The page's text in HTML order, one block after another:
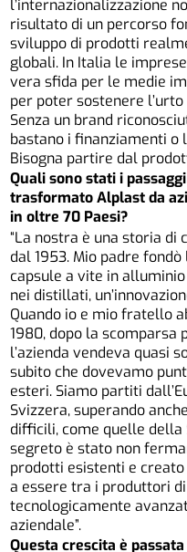
l’internazionalizzazione
risultato di un percorso
sviluppo di prodotti
globali. In Italia le
vera sfida per le medie
per poter sostenere
Senza un brand
bastano i finanziamenti o
Bisogna partire dal
Quali sono stati i
trasformato Alplast da
in oltre 70 Paesi?
“La nostra è una storia di
dal 1953. Mio padre
capsule a vite in
nei distillati,
Quando io e mio fratello
1980, dopo la
l’azienda vendeva quasi
subito che dovevamo
esteri. Siamo partiti
Svizzera, superando
difficili, come quelle della
segreto è stato non
prodotti esistenti e
a essere tra i produttori
tecnologicamente
aziendale”.
Questa crescita è